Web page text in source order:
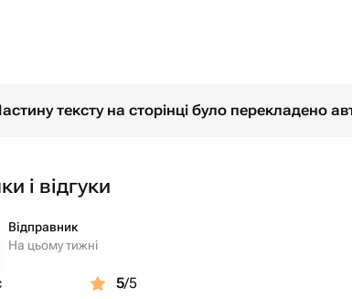
тексту на сторінці було перекладено
і відгуки
Відправник
На цьому тижні
5/5